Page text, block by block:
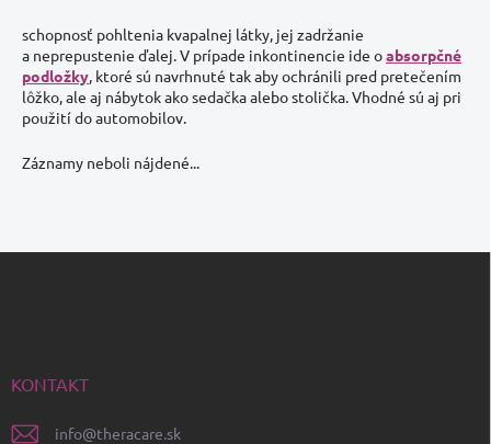
schopnosť pohltenia kvapalnej látky, jej zadržanie
a neprepustenie ďalej. V prípade inkontinencie ide oabsorpčné
podložky, ktoré sú navrhnuté tak aby ochránili pred pretečením
lôžko, ale aj nábytok ako sedačka alebo stolička. Vhodné sú aj pri
použití do automobilov.
Záznamy neboli nájdené...
KONTAKT
info@theracare.sk